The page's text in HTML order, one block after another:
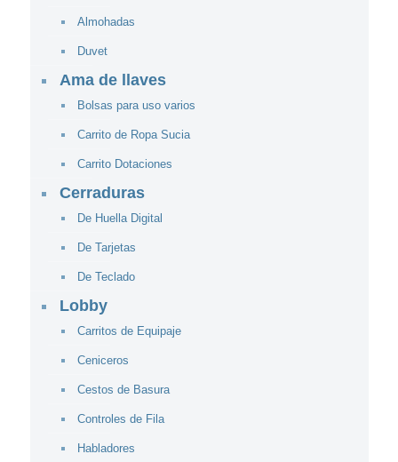
Almohadas
Duvet
Ama de llaves
Bolsas para uso varios
Carrito de Ropa Sucia
Carrito Dotaciones
Cerraduras
De Huella Digital
De Tarjetas
De Teclado
Lobby
Carritos de Equipaje
Ceniceros
Cestos de Basura
Controles de Fila
Habladores